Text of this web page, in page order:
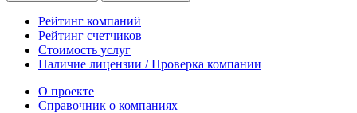
Рейтинг компаний
Рейтинг счетчиков
Стоимость услуг
Наличие лицензии / Проверка компании
О проекте
Справочник о компаниях